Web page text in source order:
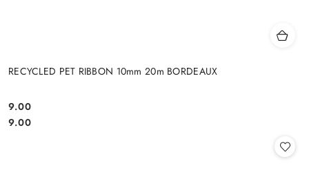
RECYCLED PET RIBBON 10mm 20m BORDEAUX
Cena:
9.00
Cena:
9.00